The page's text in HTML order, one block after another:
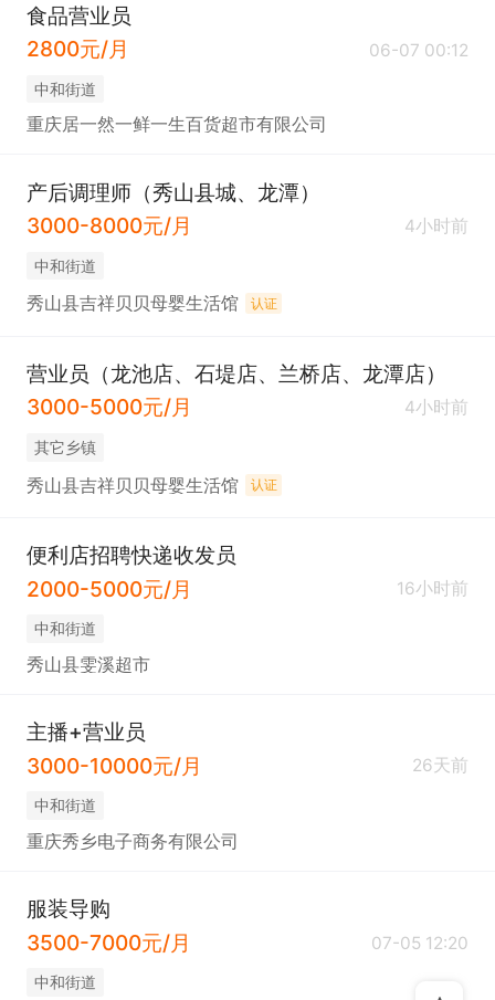
食品营业员
2800元/月
06-07 00:12
中和街道
重庆居一然一鲜一生百货超市有限公司
产后调理师（秀山县城、龙潭）
3000-8000元/月
4小时前
中和街道
秀山县吉祥贝贝母婴生活馆 认证
营业员（龙池店、石堤店、兰桥店、龙潭店）
3000-5000元/月
4小时前
其它乡镇
秀山县吉祥贝贝母婴生活馆 认证
便利店招聘快递收发员
2000-5000元/月
16小时前
中和街道
秀山县雯溪超市
主播+营业员
3000-10000元/月
26天前
中和街道
重庆秀乡电子商务有限公司
服装导购
3500-7000元/月
07-05 12:20
中和街道